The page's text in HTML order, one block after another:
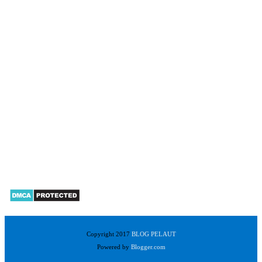
Copyright 2017 BLOG PELAUT
Powered by Blogger.com